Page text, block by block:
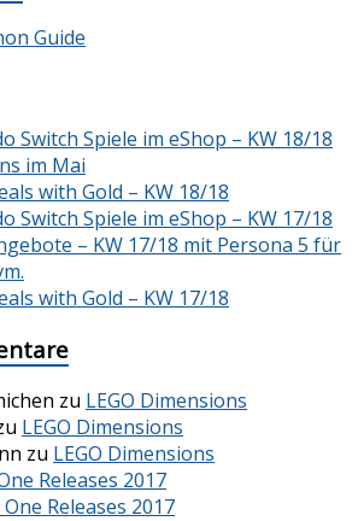
Switch Spiele im eShop – KW 18/18
im Mai
with Gold – KW 18/18
Switch Spiele im eShop – KW 17/18
– KW 17/18 mit Persona 5 für
with Gold – KW 17/18
zu LEGO Dimensions
LEGO Dimensions
zu LEGO Dimensions
Releases 2017
Releases 2017